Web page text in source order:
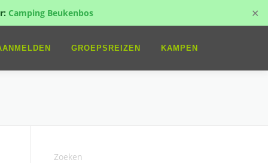
Camping Beukenbos ✕
GROEPSREIZEN KAMPEN
Zoeken